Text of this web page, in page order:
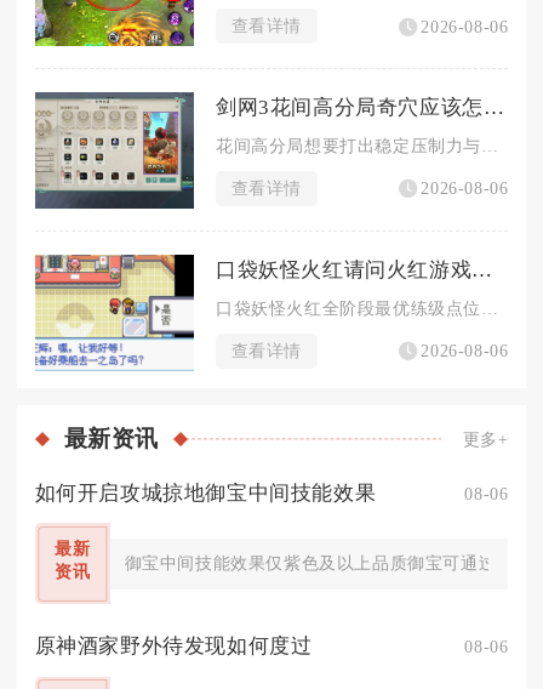
查看详情 2026-08-06
剑网3花间高分局奇穴应该怎样才能调整得更出色
查看详情 2026-08-06
口袋妖怪火红请问火红游戏中哪里适合练级
查看详情 2026-08-06
最新资讯 更多+
如何开启攻城掠地御宝中间技能效果 08-06
最新
资讯
御宝中间技能效果仅紫色及以上品质御宝可通过淬
原神酒家野外待发现如何度过 08-06